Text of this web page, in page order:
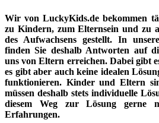
Wir von LuckyKids.de bekommen
zu Kindern, zum Elternsein und zu
des Aufwachsens gestellt. In
finden Sie deshalb Antworten auf
uns von Eltern erreichen. Dabei gibt
es gibt aber auch keine idealen
funktionieren. Kinder und Eltern
müssen deshalb stets individuelle
diesem Weg zur Lösung gerne
Erfahrungen.